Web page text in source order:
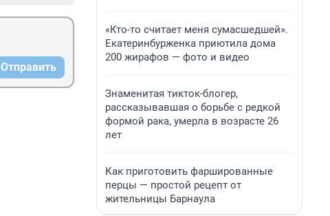
Отправить
«Кто-то считает меня сумасшедшей».
Екатеринбурженка приютила дома
200 жирафов — фото и видео
Знаменитая тикток-блогер,
рассказывавшая о борьбе с редкой
формой рака, умерла в возрасте 26
лет
Как приготовить фаршированные
перцы — простой рецепт от
жительницы Барнаула